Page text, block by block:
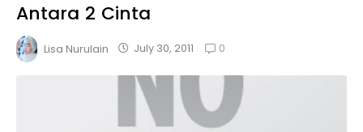
Antara 2 Cinta
Lisa Nurulain July 30, 2011 0